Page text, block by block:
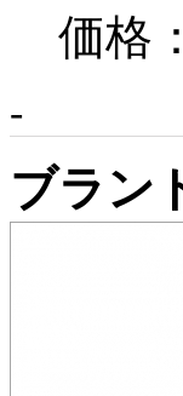
価格：
-
ブラン